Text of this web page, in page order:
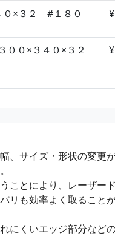
０×３２ #１８０
００×３４０×３２
、サイズ・形状の変更
ことにより、レーザー
リも効率よく取ること
にくいエッジ部分など